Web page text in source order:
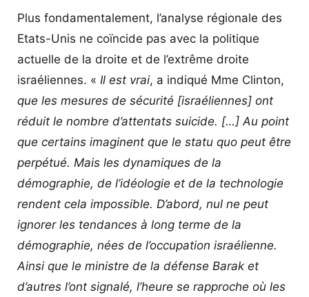
Plus fondamentalement, l’analyse régionale des
Etats-Unis ne coïncide pas avec la politique
actuelle de la droite et de l’extrême droite
israéliennes. « Il est vrai, a indiqué Mme Clinton,
que les mesures de sécurité [israéliennes] ont
réduit le nombre d’attentats suicide. […] Au point
que certains imaginent que le statu quo peut être
perpétué. Mais les dynamiques de la
démographie, de l’idéologie et de la technologie
rendent cela impossible. D’abord, nul ne peut
ignorer les tendances à long terme de la
démographie, nées de l’occupation israélienne.
Ainsi que le ministre de la défense Barak et
d’autres l’ont signalé, l’heure se rapproche où les